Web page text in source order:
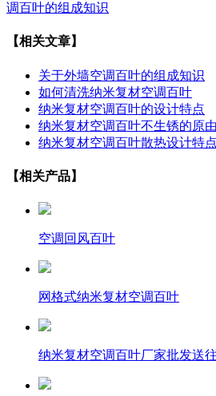
调百叶的组成知识
【相关文章】
关于外墙空调百叶的组成知识
如何清洗纳米复材空调百叶
纳米复材空调百叶的设计特点
纳米复材空调百叶不生锈的原由
纳米复材空调百叶散热设计特点
【相关产品】
空调回风百叶
网格式纳米复材空调百叶
纳米复材空调百叶厂家批发送